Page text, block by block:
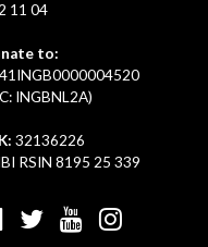
11 04
to:
INGBNL2A)
32136226
RSIN 8195 25 339